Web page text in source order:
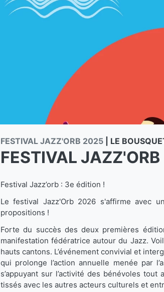
FESTIVAL JAZZ'ORB 2025 LE
FESTIVAL JAZZ'ORB
Festival Jazz’orb : 3e édition !
Le festival Jazz'Orb 2026 s'affirme avec
propositions !
Forte du succès des deux premières
manifestation fédératrice autour du Jazz.
hauts cantons. L’événement convivial et
qui prolonge l’action annuelle menée par
s’appuyant sur l’activité des bénévoles
tissés avec les autres acteurs culturels et